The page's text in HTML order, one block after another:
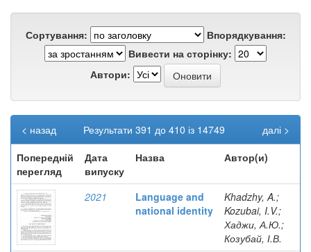
Сортування:
Впорядкування:
Вивести на сторінку:
Автори:
Результати 391 до 410 із 14749
< назад
далі >
Попередній
перегляд
Дата
випуску
Назва Автор(и)
2021
Language and
national identity
Khadzhy, A.;
Kozubai, I.V.;
Хаджи, А.Ю.;
Козубай, І.В.